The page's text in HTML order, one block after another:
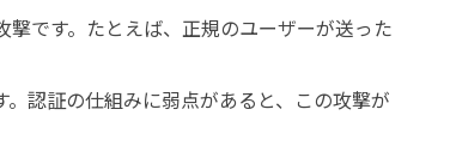
です。たとえば、正規のユーザーが送った
。認証の仕組みに弱点があると、この攻撃が